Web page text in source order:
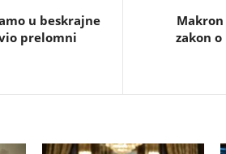
u beskrajne
prelomni
zakon